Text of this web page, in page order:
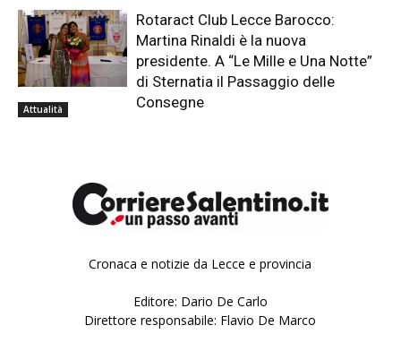
Attualità
Rotaract Club Lecce Barocco:
Martina Rinaldi è la nuova
presidente. A “Le Mille e Una Notte”
di Sternatia il Passaggio delle
Consegne
Cronaca e notizie da Lecce e provincia
Editore: Dario De Carlo
Direttore responsabile: Flavio De Marco